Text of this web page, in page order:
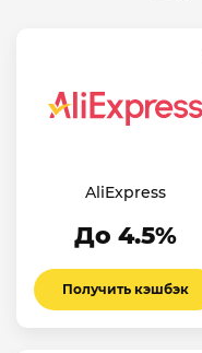
AliExpress
До 4.5%
Получить кэшбэк